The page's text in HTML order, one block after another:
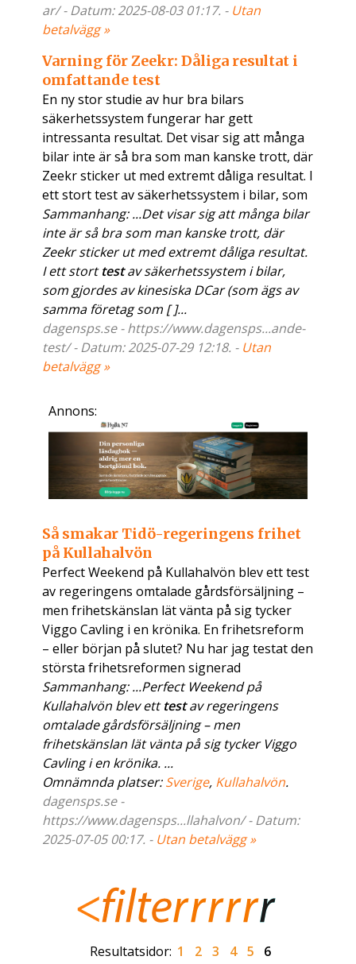
ar/ - Datum: 2025-08-03 01:17. - Utan
betalvägg »
Varning för Zeekr: Dåliga resultat i
omfattande test
En ny stor studie av hur bra bilars
säkerhetssystem fungerar har gett
intressanta resultat. Det visar sig att många
bilar inte är så bra som man kanske trott, där
Zeekr sticker ut med extremt dåliga resultat. I
ett stort test av säkerhetssystem i bilar, som
Sammanhang: ...Det visar sig att många bilar
inte är så bra som man kanske trott, där
Zeekr sticker ut med extremt dåliga resultat.
I ett storttestav säkerhetssystem i bilar,
som gjordes av kinesiska DCar (som ägs av
samma företag som [ ]...
dagensps.se - https://www.dagensps...ande-
test/ - Datum: 2025-07-29 12:18. - Utan
betalvägg »
Annons:
Så smakar Tidö-regeringens frihet
på Kullahalvön
Perfect Weekend på Kullahalvön blev ett test
av regeringens omtalade gårdsförsäljning –
men frihetskänslan lät vänta på sig tycker
Viggo Cavling i en krönika. En frihetsreform
– eller början på slutet? Nu har jag testat den
största frihetsreformen signerad
Sammanhang: ...Perfect Weekend på
Kullahalvön blev etttestav regeringens
omtalade gårdsförsäljning – men
frihetskänslan lät vänta på sig tycker Viggo
Cavling i en krönika. ...
Omnämnda platser:Sverige, Kullahalvön.
dagensps.se -
https://www.dagensps...llahalvon/ - Datum:
2025-07-05 00:17. - Utan betalvägg »
Resultatsidor: 1 2 3 4 5 6